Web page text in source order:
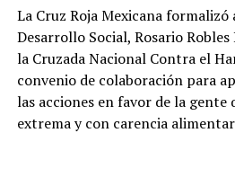
La Cruz Roja Mexicana
Desarrollo Social, Rosario
la Cruzada Nacional Contra el
convenio de colaboración para
las acciones en favor de la gente
extrema y con carencia